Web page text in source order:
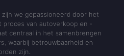
zijn we gepassioneerd door het
proces van autoverkoop en -
centraal in het samenbrengen
waarbij betrouwbaarheid en
zijn.